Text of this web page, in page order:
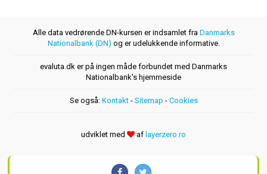
Alle data vedrørende DN-kursen er indsamlet fra Danmarks
Nationalbank (DN) og er udelukkende informative.
evaluta.dk er på ingen måde forbundet med Danmarks
Nationalbank's hjemmeside
Se også: Kontakt- Sitemap - Cookies
udviklet med af layerzero.ro